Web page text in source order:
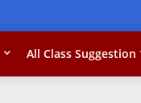
All Class Suggestion